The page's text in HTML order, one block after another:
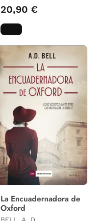
20,90 €
La Encuadernadora de
Oxford